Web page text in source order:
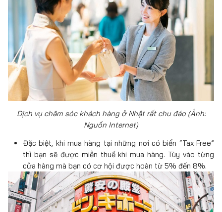
Dịch vụ chăm sóc khách hàng ở Nhật rất chu đáo (Ảnh:
Nguồn Internet)
Đặc biệt, khi mua hàng tại những nơi có biển “Tax Free”
thì bạn sẽ được miễn thuế khi mua hàng. Tùy vào từng
cửa hàng mà bạn có cơ hội được hoàn từ 5% đến 8%.